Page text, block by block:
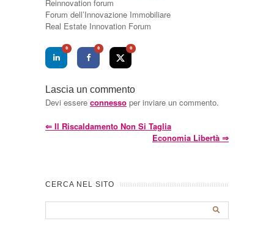
Reinnovation forum
Forum dell’Innovazione Immobiliare
Real Estate Innovation Forum
0 0 0
Lascia un commento
Devi essere connesso per inviare un commento.
⇐ Il Riscaldamento Non Si Taglia
Economia Libertà ⇒
CERCA NEL SITO